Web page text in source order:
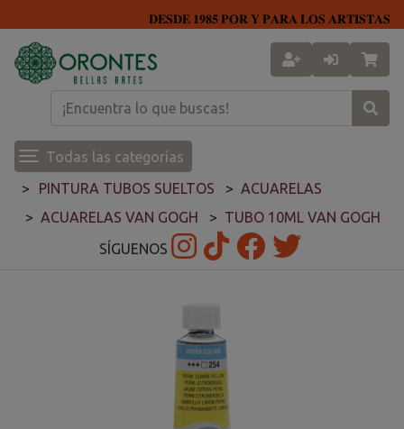
𝐃𝐄𝐒𝐃𝐄 𝟏𝟗𝟖𝟓 𝐏𝐎𝐑 𝐘 𝐏𝐀𝐑𝐀 𝐋𝐎𝐒 𝐀𝐑𝐓𝐈𝐒𝐓𝐀𝐒
Todas las categorías
PINTURA TUBOS SUELTOS
ACUARELAS
ACUARELAS VAN GOGH
TUBO 10ML VAN GOGH
SÍGUENOS